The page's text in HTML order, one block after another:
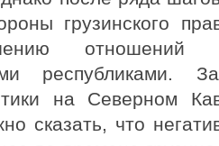
грузинского
отношений
республиками.
на Северном
сказать, что